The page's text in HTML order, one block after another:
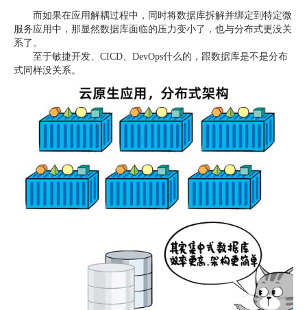
而如果在应用解耦过程中，同时将数据库拆解并绑定到特定微
服务应用中，那显然数据库面临的压力变小了，也与分布式更没关
系了。
至于敏捷开发、CICD、DevOps什么的，跟数据库是不是分布
式同样没关系。